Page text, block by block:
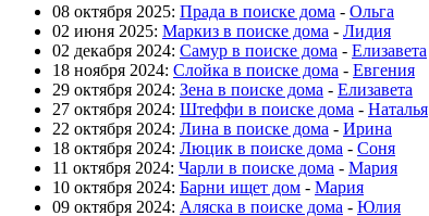
08 октября 2025: Прада в поиске дома - Ольга
02 июня 2025: Маркиз в поиске дома - Лидия
02 декабря 2024: Самур в поиске дома - Елизавета
18 ноября 2024: Слойка в поиске дома - Евгения
29 октября 2024: Зена в поиске дома - Елизавета
27 октября 2024: Штеффи в поиске дома - Наталья
22 октября 2024: Лина в поиске дома - Ирина
18 октября 2024: Люцик в поиске дома - Соня
11 октября 2024: Чарли в поиске дома - Мария
10 октября 2024: Барни ищет дом - Мария
09 октября 2024: Аляска в поиске дома - Юлия